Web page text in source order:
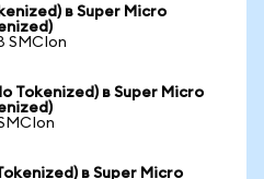
в Super Micro
SMCIon
Tokenized) в Super Micro
в Super Micro